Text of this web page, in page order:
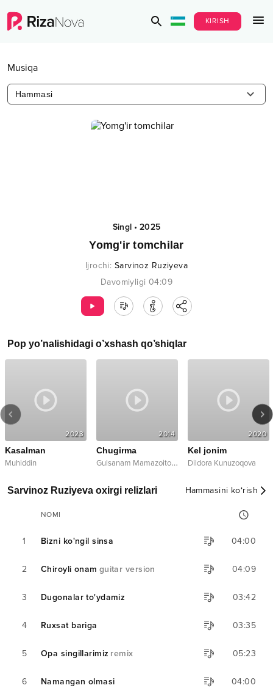
KIRISH
Musiqa
Hammasi
Singl•2025
Yomg'ir tomchilar
Ijrochi: Sarvinoz Ruziyeva
Davomiyligi 04:09
Pop yo’nalishidagi o’xshash qo’shiqlar
2023
Kasalman
Muhiddin
2014
Chugirma
G
ulsanam Mamazoitova
2020
Kel jonim
Dildora Kunuzoqova
Sarvinoz Ruziyeva oxirgi relizlari Hammasini ko‘rish
NOMI
1 Bizni ko'ngil sinsa 04:00
2 Chiroyli onam guitar version 04:09
3 Dugonalar to'ydamiz 03:42
4 Ruxsat bariga 03:35
5 Opa singillarimiz remix 05:23
6 Namangan olmasi 04:00